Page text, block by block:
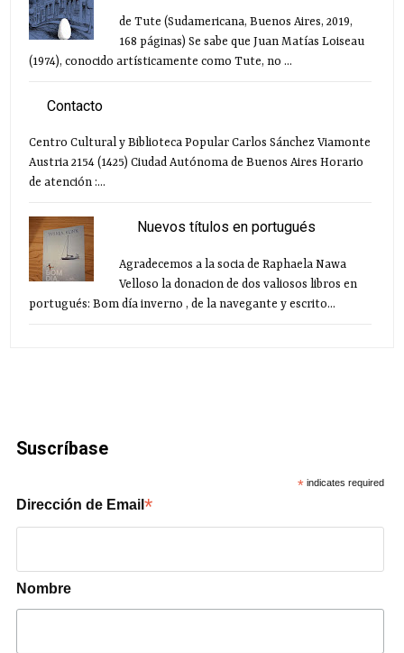
de Tute (Sudamericana, Buenos Aires, 2019,
168 páginas) Se sabe que Juan Matías Loiseau
(1974), conocido artísticamente como Tute, no ...
Contacto
Centro Cultural y Biblioteca Popular Carlos Sánchez Viamonte
Austria 2154 (1425) Ciudad Autónoma de Buenos Aires Horario
de atención :...
Nuevos títulos en portugués
Agradecemos a la socia de Raphaela Nawa
Velloso la donacion de dos valiosos libros en
portugués: Bom día inverno , de la navegante y escrito...
Suscríbase
* indicates required
Dirección de Email*
Nombre